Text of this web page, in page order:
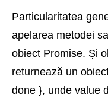
Particularitatea
apelarea metodei
obiect Promise. Și
returnează un
done }, unde value